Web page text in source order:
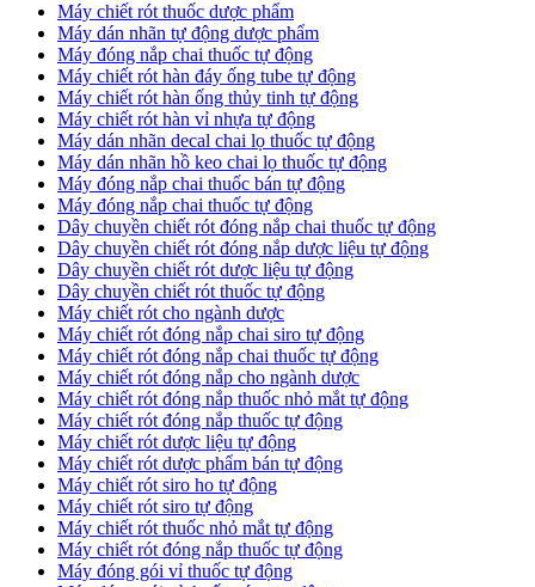
Máy chiết rót thuốc dược phẩm
Máy dán nhãn tự động dược phẩm
Máy đóng nắp chai thuốc tự động
Máy chiết rót hàn đáy ống tube tự động
Máy chiết rót hàn ống thủy tinh tự động
Máy chiết rót hàn vỉ nhựa tự động
​Máy dán nhãn decal chai lọ thuốc tự động
Máy dán nhãn hồ keo chai lọ thuốc tự động
Máy đóng nắp chai thuốc bán tự động
Máy đóng nắp chai thuốc tự động
Dây chuyền chiết rót đóng nắp chai thuốc tự động
​Dây chuyền chiết rót đóng nắp dược liệu tự động
Dây chuyền chiết rót dược liệu tự động
​Dây chuyền chiết rót thuốc tự động
Máy chiết rót cho ngành dược
​Máy chiết rót đóng nắp chai siro tự động
​Máy chiết rót đóng nắp chai thuốc tự động
​Máy chiết rót đóng nắp cho ngành dược
​Máy chiết rót đóng nắp thuốc nhỏ mắt tự động
​Máy chiết rót đóng nắp thuốc tự động
​Máy chiết rót dược liệu tự động
Máy chiết rót dược phẩm bán tự động
​Máy chiết rót siro ho tự động
​Máy chiết rót siro tự động
​Máy chiết rót thuốc nhỏ mắt tự động
​Máy chiết rót đóng nắp thuốc tự động
​Máy đóng gói vỉ thuốc tự động